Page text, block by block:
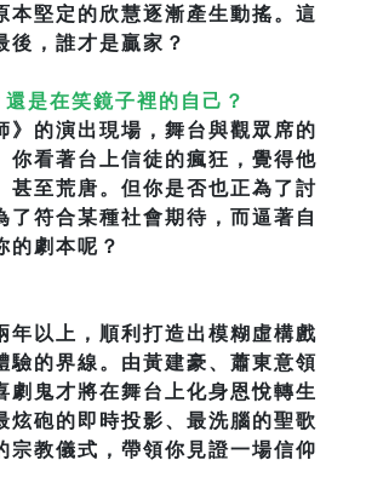
本堅定的欣慧逐漸產生動搖。這
後，誰才是贏家？
還是在笑鏡子裡的自己？
》的演出現場，舞台與觀眾席的
你看著台上信徒的瘋狂，覺得他
甚至荒唐。但你是否也正為了討
了符合某種社會期待，而逼著自
的劇本呢？
年以上，順利打造出模糊虛構戲
驗的界線。由黃建豪、蕭東意領
劇鬼才將在舞台上化身恩悅轉生
炫砲的即時投影、最洗腦的聖歌
宗教儀式，帶領你見證一場信仰